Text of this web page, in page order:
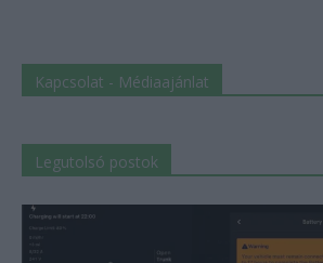
Kapcsolat - Médiaajánlat
Legutolsó postok